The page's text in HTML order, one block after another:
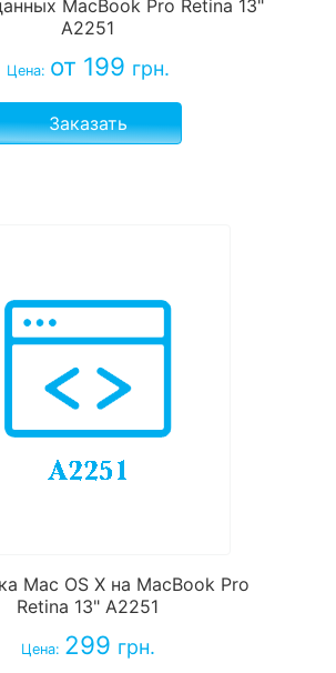
MacBook Pro Retina 13"
A2251
Цена: от 199 грн.
Заказать
Mac OS X на MacBook Pro
Retina 13" A2251
Цена: 299 грн.